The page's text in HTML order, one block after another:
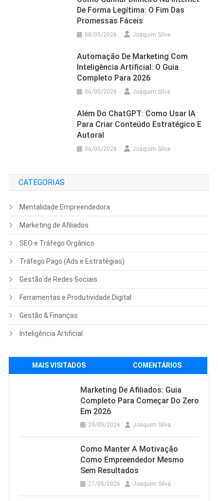
De Forma Legítima: O Fim Das
Promessas Fáceis
08/05/2026 Joaquim Silva
Automação De Marketing Com
Inteligência Artificial: O Guia
Completo Para 2026
06/05/2026 Joaquim Silva
Além Do ChatGPT: Como Usar IA
Para Criar Conteúdo Estratégico E
Autoral
06/05/2026 Joaquim Silva
CATEGORIAS
Mentalidade Empreendedora
Marketing de Afiliados
SEO e Tráfego Orgânico
Tráfego Pago (Ads e Estratégias)
Gestão de Redes Sociais
Ferramentas e Produtividade Digital
Gestão & Finanças
Inteligência Artificial
MAIS VISITADOS COMENTÁRIOS
Marketing De Afiliados: Guia
Completo Para Começar Do Zero
Em 2026
29/05/2026 Joaquim Silva
Como Manter A Motivação
Como Empreendedor Mesmo
Sem Resultados
27/05/2026 Joaquim Silva